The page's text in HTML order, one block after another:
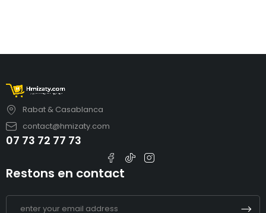
Rabat & Casablanca
contact@hmizaty.com
07 73 72 77 73
Restons en contact